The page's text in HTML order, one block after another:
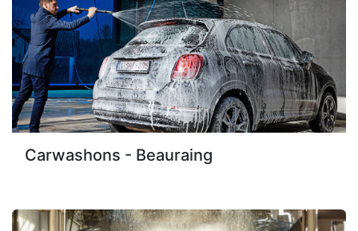
Carwashons - Beauraing